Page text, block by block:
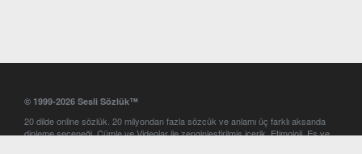
© 1999-2026 Sesli Sözlük™
20 dilde online sözlük. 20 milyondan fazla sözcük ve anlamı üç farklı aksanda
dinleme seçeneği. Cümle ve Videolar ile zenginleştirilmiş içerik. Etimoloji, Eş ve